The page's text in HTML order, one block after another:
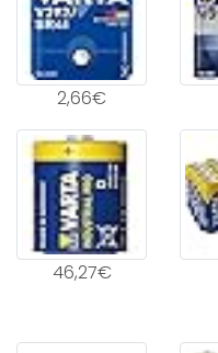
2,66€
46,27€